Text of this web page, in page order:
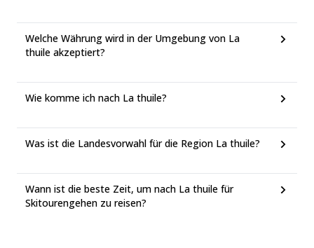
Welche Währung wird in der Umgebung von La
thuile akzeptiert?
Wie komme ich nach La thuile?
Was ist die Landesvorwahl für die Region La thuile?
Wann ist die beste Zeit, um nach La thuile für
Skitourengehen zu reisen?